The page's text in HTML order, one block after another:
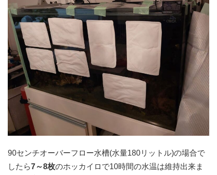
90センチオーバーフロー水槽(水量180リットル)の場合で
したら7～8枚のホッカイロで10時間の水温は維持出来ま